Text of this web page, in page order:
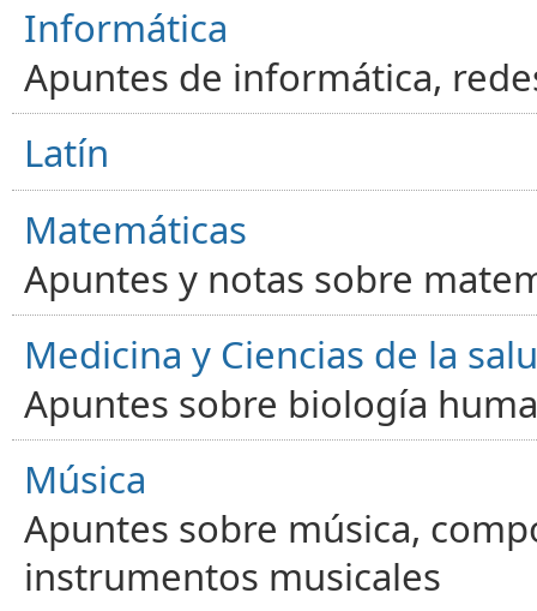
Informática
Apuntes de informática,
Latín
Matemáticas
Apuntes y notas sobre
Medicina y Ciencias de la
Apuntes sobre biología
Música
Apuntes sobre música,
instrumentos musicales